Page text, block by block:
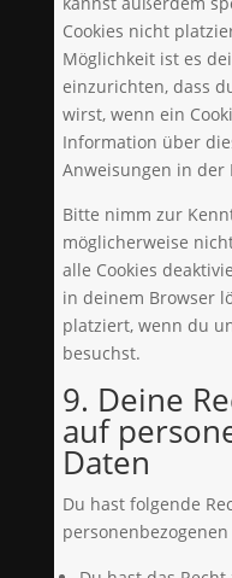
Cookies nicht
Möglichkeit ist es
einzurichten, dass
wirst, wenn ein
Information über
Anweisungen in der
Bitte nimm zur
möglicherweise
alle Cookies
in deinem Browser
platziert, wenn du
besuchst.
9. Deine
auf
Daten
Du hast folgende
personenbezogenen